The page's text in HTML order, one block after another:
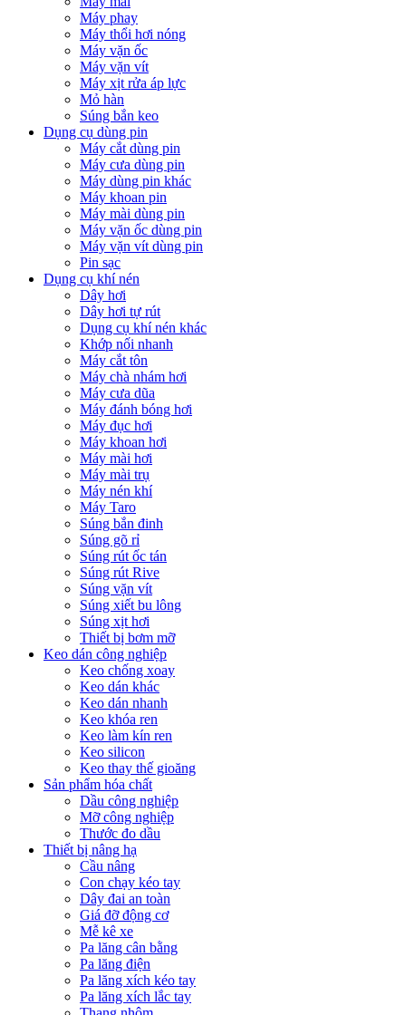
Máy phay
Máy thổi hơi nóng
Máy vặn ốc
Máy vặn vít
Máy xịt rửa áp lực
Mỏ hàn
Súng bắn keo
Dụng cụ dùng pin
Máy cắt dùng pin
Máy cưa dùng pin
Máy dùng pin khác
Máy khoan pin
Máy mài dùng pin
Máy vặn ốc dùng pin
Máy vặn vít dùng pin
Pin sạc
Dụng cụ khí nén
Dây hơi
Dây hơi tự rút
Dụng cụ khí nén khác
Khớp nối nhanh
Máy cắt tôn
Máy chà nhám hơi
Máy cưa dũa
Máy đánh bóng hơi
Máy đục hơi
Máy khoan hơi
Máy mài hơi
Máy mài trụ
Máy nén khí
Máy Taro
Súng bắn đinh
Súng gõ rỉ
Súng rút ốc tán
Súng rút Rive
Súng vặn vít
Súng xiết bu lông
Súng xịt hơi
Thiết bị bơm mỡ
Keo dán công nghiệp
Keo chống xoay
Keo dán khác
Keo dán nhanh
Keo khóa ren
Keo làm kín ren
Keo silicon
Keo thay thế gioăng
Sản phẩm hóa chất
Dầu công nghiệp
Mỡ công nghiệp
Thước đo dầu
Thiết bị nâng hạ
Cầu nâng
Con chạy kéo tay
Dây đai an toàn
Giá đỡ động cơ
Mễ kê xe
Pa lăng cân bằng
Pa lăng điện
Pa lăng xích kéo tay
Pa lăng xích lắc tay